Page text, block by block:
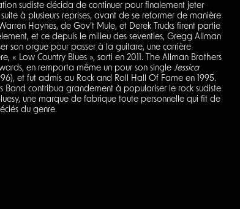
sudiste décida de continuer pour finalement jeter
à plusieurs reprises, avant de se reformer de manière
Haynes, de Gov’t Mule, et Derek Trucks firent partie
et ce depuis le milieu des seventies, Gregg Allman
son orgue pour passer à la guitare, une carrière
« Low Country Blues », sorti en 2011. The Allman Brothers
en remporta même un pour son single Jessica
, et fut admis au Rock and Roll Hall Of Fame en 1995.
Band contribua grandement à populariser le rock sudiste
une marque de fabrique toute personnelle qui fit de
du genre.